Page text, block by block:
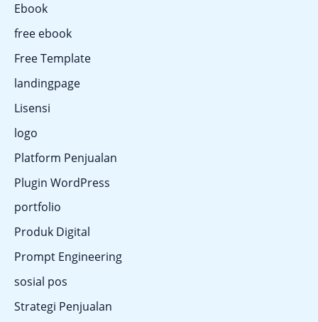
Ebook
free ebook
Free Template
landingpage
Lisensi
logo
Platform Penjualan
Plugin WordPress
portfolio
Produk Digital
Prompt Engineering
sosial pos
Strategi Penjualan